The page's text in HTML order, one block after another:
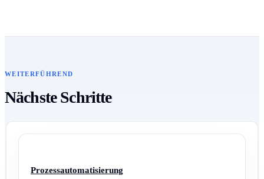
WEITERFÜHREND
Nächste Schritte
Prozessautomatisierung